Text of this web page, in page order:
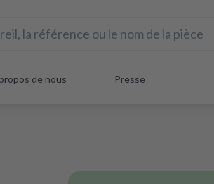
de nous Presse